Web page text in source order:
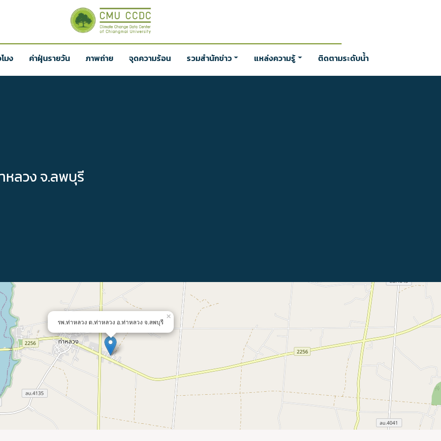
มง ค่าฝุ่นรายวัน ภาพถ่าย จุดความร้อน รวมสำนักข่าว แหล่งความรู้ ติดตามระดับน้ำ
หลวง จ.ลพบุรี
รพ.ท่าหลวง ต.ท่าหลวง อ.ท่าหลวง จ.ลพบุรี
×